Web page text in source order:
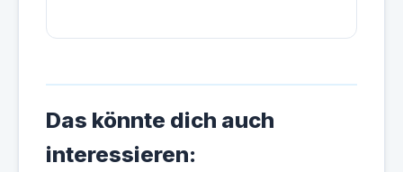
Das könnte dich auch
interessieren: